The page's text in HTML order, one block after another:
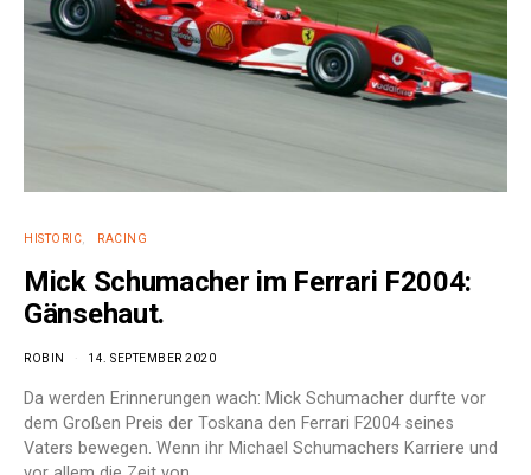
HISTORIC RACING
Mick Schumacher im Ferrari F2004:
Gänsehaut.
ROBIN 14. SEPTEMBER 2020
Da werden Erinnerungen wach: Mick Schumacher durfte vor
dem Großen Preis der Toskana den Ferrari F2004 seines
Vaters bewegen. Wenn ihr Michael Schumachers Karriere und